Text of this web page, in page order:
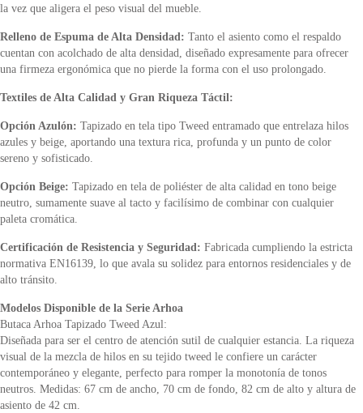
la vez que aligera el peso visual del mueble.
Relleno de Espuma de Alta Densidad: Tanto el asiento como el respaldo
cuentan con acolchado de alta densidad, diseñado expresamente para ofrecer
una firmeza ergonómica que no pierde la forma con el uso prolongado.
Textiles de Alta Calidad y Gran Riqueza Táctil:
Opción Azulón: Tapizado en tela tipo Tweed entramado que entrelaza hilos
azules y beige, aportando una textura rica, profunda y un punto de color
sereno y sofisticado.
Opción Beige: Tapizado en tela de poliéster de alta calidad en tono beige
neutro, sumamente suave al tacto y facilísimo de combinar con cualquier
paleta cromática.
Certificación de Resistencia y Seguridad: Fabricada cumpliendo la estricta
normativa EN16139, lo que avala su solidez para entornos residenciales y de
alto tránsito.
Modelos Disponible de la Serie Arhoa
Butaca Arhoa Tapizado Tweed Azul:
Diseñada para ser el centro de atención sutil de cualquier estancia. La riqueza
visual de la mezcla de hilos en su tejido tweed le confiere un carácter
contemporáneo y elegante, perfecto para romper la monotonía de tonos
neutros. Medidas: 67 cm de ancho, 70 cm de fondo, 82 cm de alto y altura de
asiento de 42 cm.